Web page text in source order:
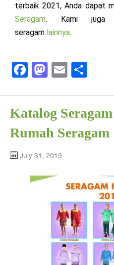
terbaik 2021, Anda dapat
Seragam. Kami juga
seragam lainnya.
Fa
bo
ok
M
to
do
n
E
ail re
Katalog
Rumah Seragam
July 31, 2019